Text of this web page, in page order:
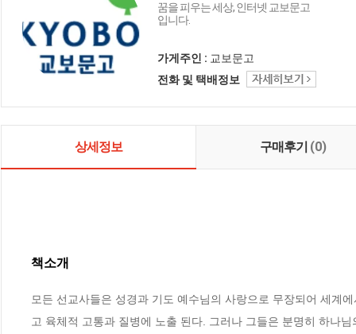
꿈을 피우는 세상, 인터넷 교보문고
입니다.
가게주인 : 교보문고
전화 및 택배정보
상세정보 구매후기 (0)
책소개
모든 선교사들은 성경과 기도 예수님의 사랑으로 무장되어 세계
고 육체적 고통과 질병에 노출 된다. 그러나 그들은 분명히 하나